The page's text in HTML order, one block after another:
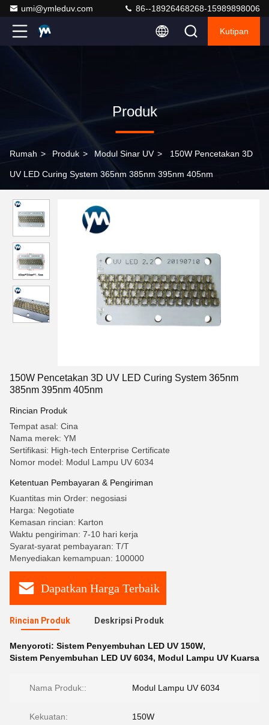
umi@ymleduv.com 86--18926468268-15989898006
Kutipan
Produk
Rumah > Produk > Modul Sinar UV > 150W Pencetakan 3D
UV LED Curing System 365nm 385nm 395nm 405nm
150W Pencetakan 3D UV LED Curing System 365nm
385nm 395nm 405nm
Rincian Produk
Tempat asal: Cina
Nama merek: YM
Sertifikasi: High-tech Enterprise Certificate
Nomor model: Modul Lampu UV 6034
Ketentuan Pembayaran & Pengiriman
Kuantitas min Order: negosiasi
Harga: Negotiate
Kemasan rincian: Karton
Waktu pengiriman: 7-10 hari kerja
Syarat-syarat pembayaran: T/T
Menyediakan kemampuan: 100000
Dapatkan Harga Terbaik
Rincian Produk Deskripsi Produk
Menyoroti: Sistem Penyembuhan LED UV 150W,
Sistem Penyembuhan LED UV 6034, Modul Lampu UV Kuarsa
Nama Produk:: Modul Lampu UV 6034
Kekuatan: 150W